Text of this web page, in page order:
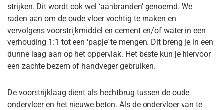
strijken. Dit wordt ook wel ‘aanbranden’ genoemd. We
raden aan om de oude vloer vochtig te maken en
vervolgens voorstrijkmiddel en cement en/of water in een
verhouding 1:1 tot een ‘papje’ te mengen. Dit breng je in een
dunne laag aan op het oppervlak. Het beste kun je hiervoor
een zachte bezem of handveger gebruiken.
De voorstrijklaag dient als hechtbrug tussen de oude
ondervloer en het nieuwe beton. Als de ondervloer van te